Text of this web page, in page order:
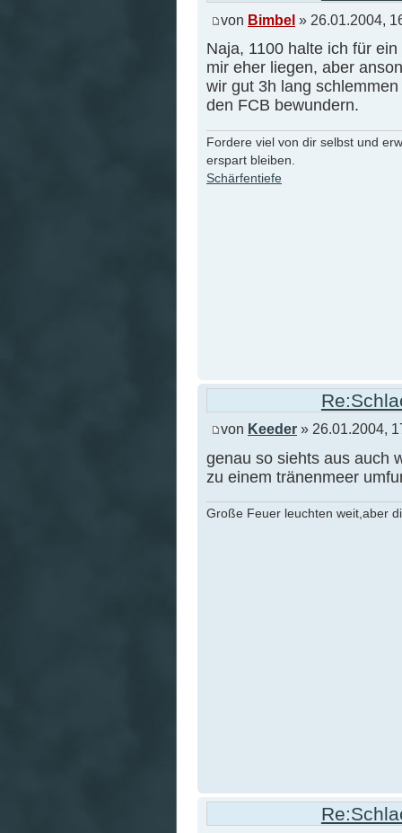
von Bimbel » 26.01.2004,
Naja, 1100 halte ich für
mir eher liegen, aber
wir gut 3h lang
den FCB bewundern.
Fordere viel von dir selbst und
erspart bleiben.
Schärfentiefe
von Keeder » 26.01.2004,
genau so siehts aus auch
zu einem tränenmeer
Große Feuer leuchten weit,aber